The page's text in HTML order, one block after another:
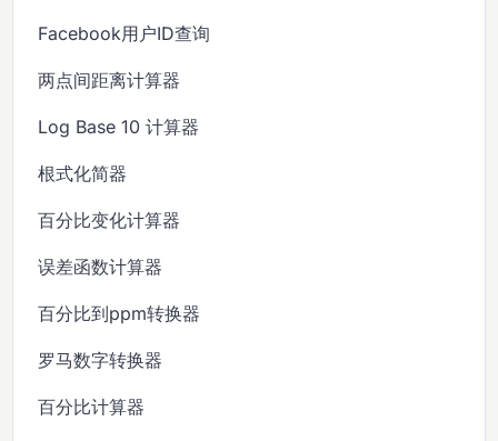
Facebook用户ID查询
两点间距离计算器
Log Base 10 计算器
根式化简器
百分比变化计算器
误差函数计算器
百分比到ppm转换器
罗马数字转换器
百分比计算器